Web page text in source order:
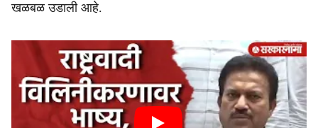
खळबळ उडाली आहे.